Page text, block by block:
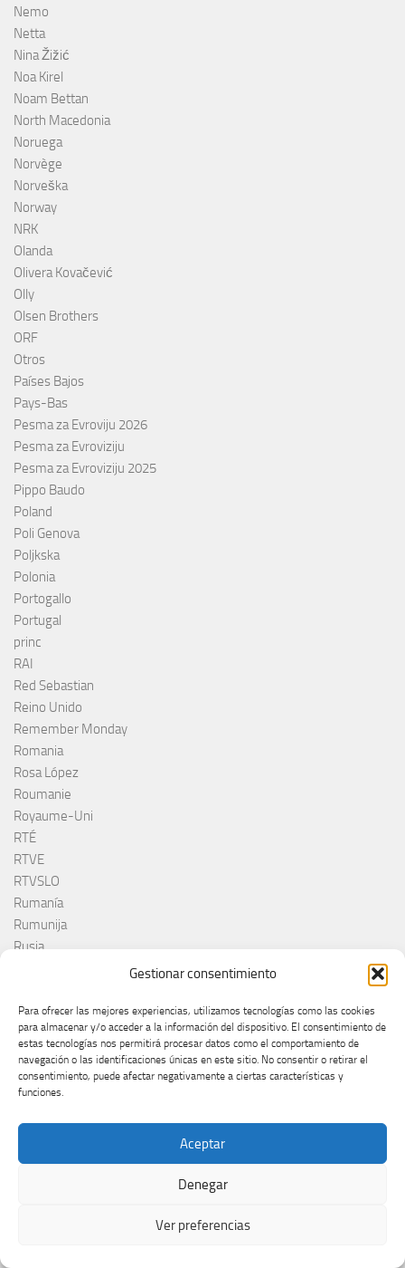
Gestionar consentimiento
Para ofrecer las mejores experiencias, utilizamos tecnologías como las cookies
para almacenar y/o acceder a la información del dispositivo. El consentimiento de
estas tecnologías nos permitirá procesar datos como el comportamiento de
navegación o las identificaciones únicas en este sitio. No consentir o retirar el
consentimiento, puede afectar negativamente a ciertas características y
funciones.
Aceptar
Denegar
Ver preferencias
Nemo
Netta
Nina Žižić
Noa Kirel
Noam Bettan
North Macedonia
Noruega
Norvège
Norveška
Norway
NRK
Olanda
Olivera Kovačević
Olly
Olsen Brothers
ORF
Otros
Países Bajos
Pays-Bas
Pesma za Evroviju 2026
Pesma za Evroviziju
Pesma za Evroviziju 2025
Pippo Baudo
Poland
Poli Genova
Poljkska
Polonia
Portogallo
Portugal
princ
RAI
Red Sebastian
Reino Unido
Remember Monday
Romania
Rosa López
Roumanie
Royaume-Uni
RTÉ
RTVE
RTVSLO
Rumanía
Rumunija
Rusia
RÚV
Saint-Marin
Sal Da Vinci
Salvador Sobral
San Marino
Sanna Nielsen
Sanremo 2025